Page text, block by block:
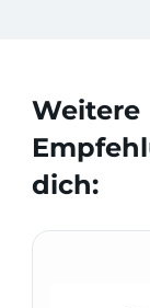
Weitere
dich: